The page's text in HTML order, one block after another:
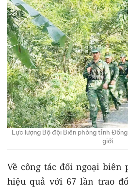
Lực lượng Bộ đội Biên phòng tỉnh
giới.
Về công tác đối ngoại biên
hiệu quả với 67 lần trao